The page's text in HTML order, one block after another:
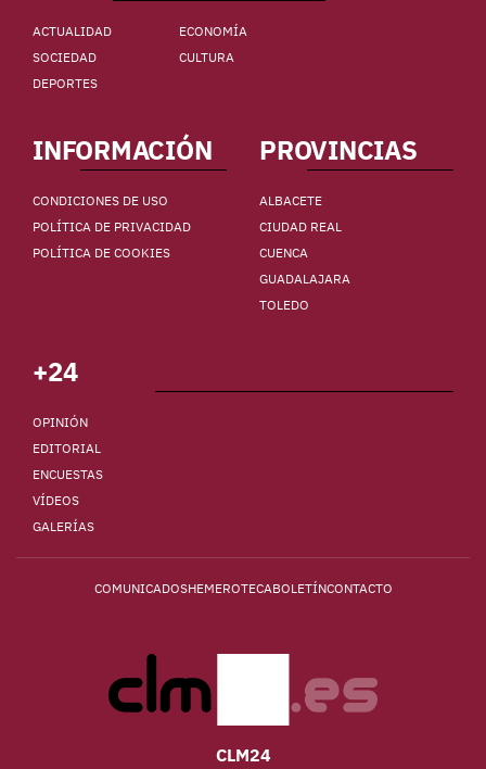
ACTUALIDAD
ECONOMÍA
SOCIEDAD
CULTURA
DEPORTES
INFORMACIÓN
CONDICIONES DE USO
POLÍTICA DE PRIVACIDAD
POLÍTICA DE COOKIES
PROVINCIAS
ALBACETE
CIUDAD REAL
CUENCA
GUADALAJARA
TOLEDO
+24
OPINIÓN
EDITORIAL
ENCUESTAS
VÍDEOS
GALERÍAS
COMUNICADOSHEMEROTECABOLETÍNCONTACTO
CLM24